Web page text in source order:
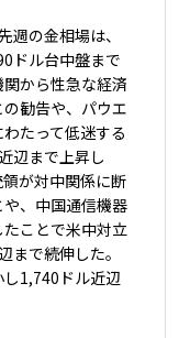
週の金相場は、
ドル台中盤まで
から性急な経済
勧告や、パウエ
たって低迷する
辺まで上昇し
が対中関係に断
、中国通信機器
ことで米中対立
まで続伸した。
1,740ドル近辺